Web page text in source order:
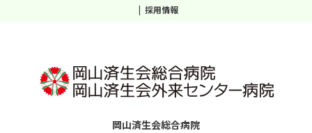
採用情報
岡山済生会総合病院